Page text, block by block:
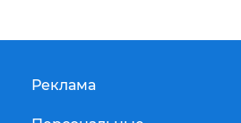
Реклама